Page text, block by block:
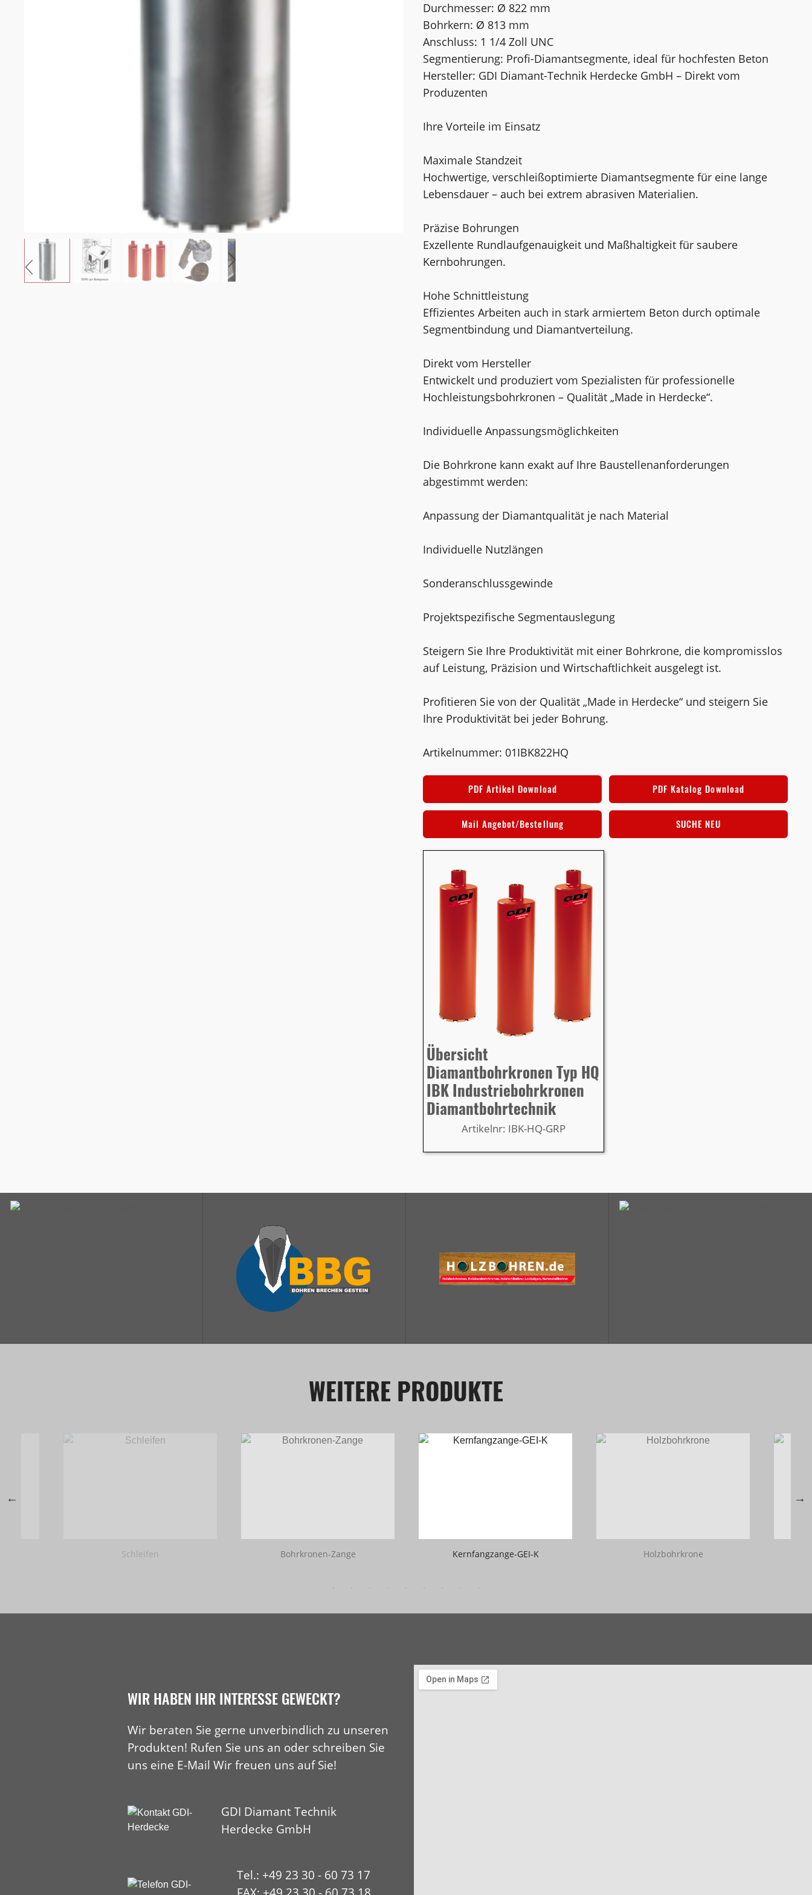
Durchmesser: Ø 822 mm
Bohrkern: Ø 813 mm
Anschluss: 1 1/4 Zoll UNC
Segmentierung: Profi-Diamantsegmente, ideal für hochfesten Beton
Hersteller: GDI Diamant-Technik Herdecke GmbH – Direkt vom
Produzenten
Ihre Vorteile im Einsatz
Maximale Standzeit
Hochwertige, verschleißoptimierte Diamantsegmente für eine lange
Lebensdauer – auch bei extrem abrasiven Materialien.
Präzise Bohrungen
Exzellente Rundlaufgenauigkeit und Maßhaltigkeit für saubere
Kernbohrungen.
Hohe Schnittleistung
Effizientes Arbeiten auch in stark armiertem Beton durch optimale
Segmentbindung und Diamantverteilung.
Direkt vom Hersteller
Entwickelt und produziert vom Spezialisten für professionelle
Hochleistungsbohrkronen – Qualität „Made in Herdecke“.
Individuelle Anpassungsmöglichkeiten
Die Bohrkrone kann exakt auf Ihre Baustellenanforderungen
abgestimmt werden:
Anpassung der Diamantqualität je nach Material
Individuelle Nutzlängen
Sonderanschlussgewinde
Projektspezifische Segmentauslegung
Steigern Sie Ihre Produktivität mit einer Bohrkrone, die kompromisslos
auf Leistung, Präzision und Wirtschaftlichkeit ausgelegt ist.
Profitieren Sie von der Qualität „Made in Herdecke“ und steigern Sie
Ihre Produktivität bei jeder Bohrung.
Artikelnummer: 01IBK822HQ
PDF Artikel Download PDF Katalog Download
Mail Angebot/Bestellung SUCHE NEU
Übersicht
Diamantbohrkronen Typ HQ
IBK Industriebohrkronen
Diamantbohrtechnik
Artikelnr: IBK-HQ-GRP
WEITERE PRODUKTE
Schleifen Bohrkronen-Zange Kernfangzange-GEI-K Holzbohrkrone
WIR HABEN IHR INTERESSE GEWECKT?
Wir beraten Sie gerne unverbindlich zu unseren
Produkten! Rufen Sie uns an oder schreiben Sie
uns eine E-Mail Wir freuen uns auf Sie!
GDI Diamant Technik
Herdecke GmbH
Tel.: +49 23 30 - 60 73 17